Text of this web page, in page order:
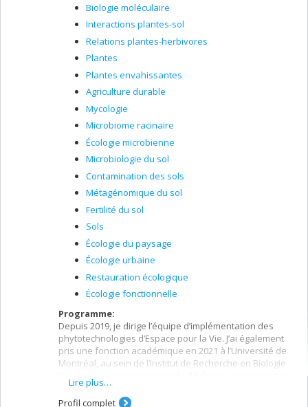
Biologie moléculaire
Interactions plantes-sol
Relations plantes-herbivores
Plantes
Plantes envahissantes
Agriculture durable
Mycologie
Microbiome racinaire
Écologie microbienne
Microbiologie du sol
Contamination des sols
Métagénomique du sol
Fertilité du sol
Sols
Écologie du paysage
Écologie urbaine
Restauration écologique
Écologie fonctionnelle
Programme:
Depuis 2019, je dirige l’équipe d’implémentation des
phytotechnologies d’Espace pour la Vie. J’ai également
pris une fonction académique en 2021 à l’Université de
Montréal, au sein de l’Institut de Recherche en Biologie
transdisciplinaire de recherches appliquées ouvert vers
la société et solidement ancré dans un cadre
Lire plus…
Profil complet